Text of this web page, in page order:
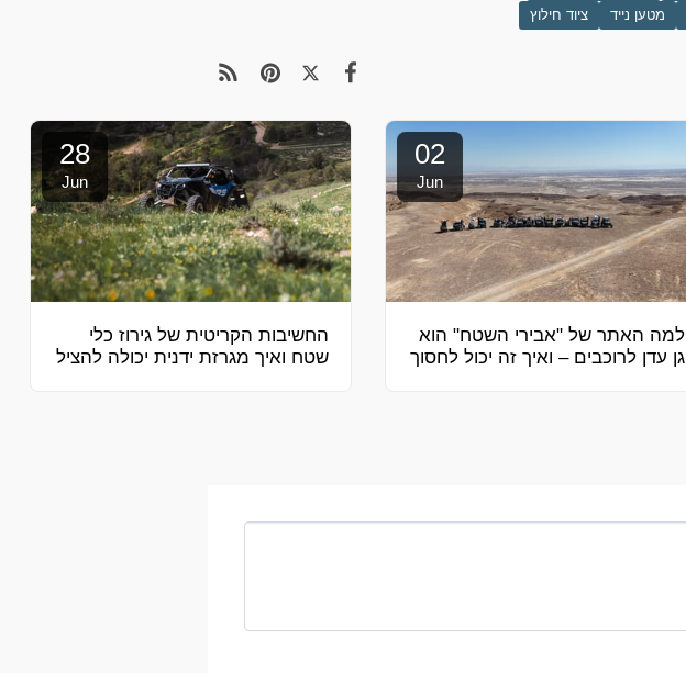
מטען נייד
ציוד חילוץ
02
Jun
למה האתר של "אבירי השטח" הוא
גן עדן לרוכבים – ואיך זה יכול לחסוך
28
Jun
החשיבות הקריטית של גירוז כלי
שטח ואיך מגרזת ידנית יכולה להציל